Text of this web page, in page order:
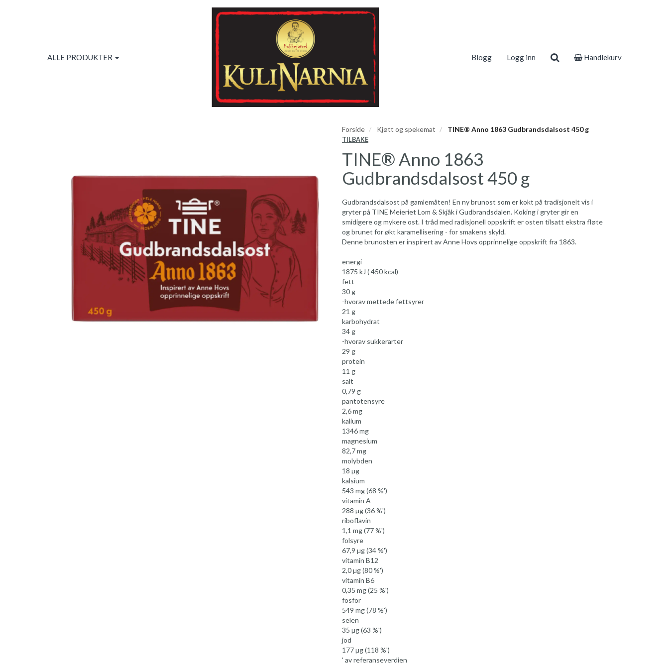
ALLE PRODUKTER Blogg Logg inn Handlekurv
Forside Kjøtt og spekemat TINE® Anno 1863 Gudbrandsdalsost 450 g
TILBAKE
TINE® Anno 1863
Gudbrandsdalsost 450 g
Gudbrandsdalsost på gamlemåten! En ny brunost som er kokt på tradisjonelt vis i
gryter på TINE Meieriet Lom & Skjåk i Gudbrandsdalen. Koking i gryter gir en
smidigere og mykere ost. I tråd med radisjonell oppskrift er osten tilsatt ekstra fløte
og brunet for økt karamellisering - for smakens skyld.
Denne brunosten er inspirert av Anne Hovs opprinnelige oppskrift fra 1863.
energi
1875 kJ ( 450 kcal)
fett
30 g
-hvorav mettede fettsyrer
21 g
karbohydrat
34 g
-hvorav sukkerarter
29 g
protein
11 g
salt
0,79 g
pantotensyre
2,6 mg
kalium
1346 mg
magnesium
82,7 mg
molybden
18 µg
kalsium
543 mg (68 %')
vitamin A
288 µg (36 %')
riboflavin
1,1 mg (77 %')
folsyre
67,9 µg (34 %')
vitamin B12
2,0 µg (80 %')
vitamin B6
0,35 mg (25 %')
fosfor
549 mg (78 %')
selen
35 µg (63 %')
jod
177 µg (118 %')
' av referanseverdien